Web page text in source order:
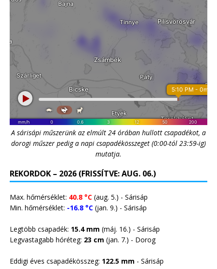
A sárisápi műszerünk az elmúlt 24 órában hullott csapadékot, a
dorogi műszer pedig a napi csapadékösszeget (0:00-tól 23:59-ig)
mutatja.
REKORDOK – 2026 (FRISSÍTVE: AUG. 06.)
Max. hőmérséklet: 40.8 °C (aug. 5.) - Sárisáp
Min. hőmérséklet: -16.8 °C (jan. 9.) - Sárisáp
Legtöbb csapadék: 15.4 mm (máj. 16.) - Sárisáp
Legvastagabb hóréteg: 23 cm (jan. 7.) - Dorog
Eddigi éves csapadékösszeg: 122.5 mm - Sárisáp